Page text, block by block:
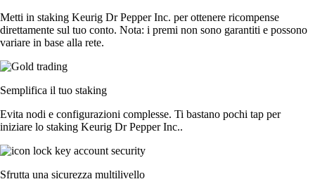
Metti in staking Keurig Dr Pepper Inc. per ottenere ricompense
direttamente sul tuo conto. Nota: i premi non sono garantiti e possono
variare in base alla rete.
Semplifica il tuo staking
Evita nodi e configurazioni complesse. Ti bastano pochi tap per
iniziare lo staking Keurig Dr Pepper Inc..
Sfrutta una sicurezza multilivello